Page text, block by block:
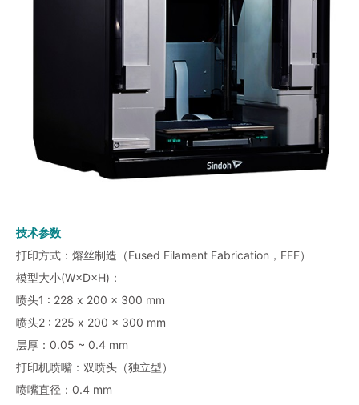
技术参数
打印方式：熔丝制造（Fused Filament Fabrication，FFF）
模型大小(W×D×H)：
喷头1 : 228 x 200 x 300 mm
喷头2 : 225 x 200 x 300 mm
层厚：0.05 ~ 0.4 mm
打印机喷嘴：双喷头（独立型）
喷嘴直径：0.4 mm